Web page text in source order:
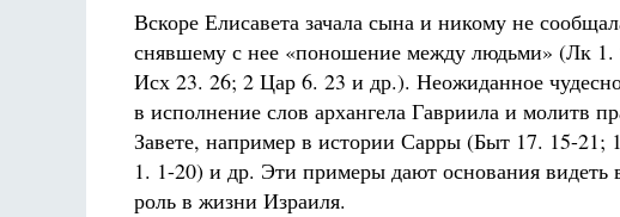
Вскоре Елисавета зачала сына и никому не
снявшему с нее «поношение между людьми» (Лк
Исх 23. 26; 2 Цар 6. 23 и др.). Неожиданное
в исполнение слов архангела Гавриила и молитв
Завете, например в истории Сарры (Быт 17. 15-
1. 1-20) и др. Эти примеры дают основания
роль в жизни Израиля.